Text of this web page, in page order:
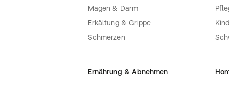
Magen & Darm
Erkältung & Grippe
Schmerzen
Ernährung & Abnehmen